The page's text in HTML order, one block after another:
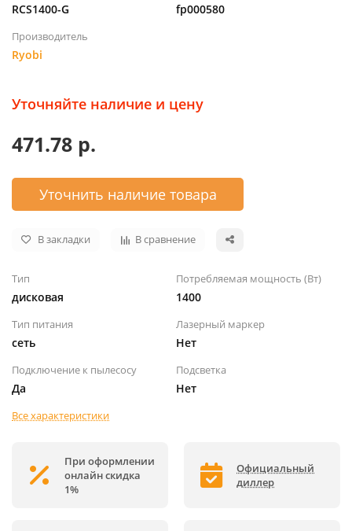
RCS1400-G fp000580
Производитель
Ryobi
Уточняйте наличие и цену
471.78 р.
Уточнить наличие товара
В закладки В сравнение
Тип
дисковая
Потребляемая мощность (Вт)
1400
Тип питания
сеть
Лазерный маркер
Нет
Подключение к пылесосу
Да
Подсветка
Нет
Все характеристики
При оформлении
онлайн скидка
1%
Официальный
диллер